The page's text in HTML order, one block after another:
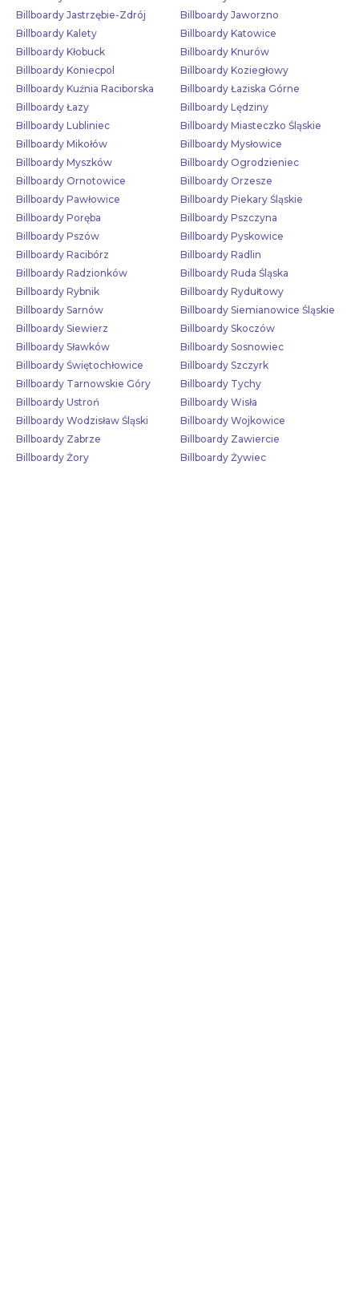
Billboardy Jastrzębie-Zdrój
Billboardy Jaworzno
Billboardy Kalety
Billboardy Katowice
Billboardy Kłobuck
Billboardy Knurów
Billboardy Koniecpol
Billboardy Koziegłowy
Billboardy Kuźnia Raciborska
Billboardy Łaziska Górne
Billboardy Łazy
Billboardy Lędziny
Billboardy Lubliniec
Billboardy Miasteczko Śląskie
Billboardy Mikołów
Billboardy Mysłowice
Billboardy Myszków
Billboardy Ogrodzieniec
Billboardy Ornotowice
Billboardy Orzesze
Billboardy Pawłowice
Billboardy Piekary Śląskie
Billboardy Poręba
Billboardy Pszczyna
Billboardy Pszów
Billboardy Pyskowice
Billboardy Racibórz
Billboardy Radlin
Billboardy Radzionków
Billboardy Ruda Śląska
Billboardy Rybnik
Billboardy Rydułtowy
Billboardy Sarnów
Billboardy Siemianowice Śląskie
Billboardy Siewierz
Billboardy Skoczów
Billboardy Sławków
Billboardy Sosnowiec
Billboardy Świętochłowice
Billboardy Szczyrk
Billboardy Tarnowskie Góry
Billboardy Tychy
Billboardy Ustroń
Billboardy Wisła
Billboardy Wodzisław Śląski
Billboardy Wojkowice
Billboardy Zabrze
Billboardy Zawiercie
Billboardy Żory
Billboardy Żywiec